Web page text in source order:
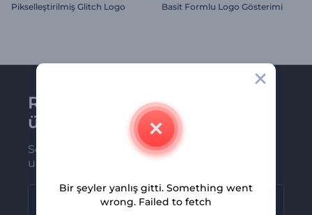
Pikselleştirilmiş Glitch Logo Basit Formlu Logo Gösterimi
Renderforest bültenine
üye olun
Son haber ve tekliflerimiz ilk olarak size
ulaşsın
Bir şeyler yanlış gitti. Something went
wrong. Failed to fetch